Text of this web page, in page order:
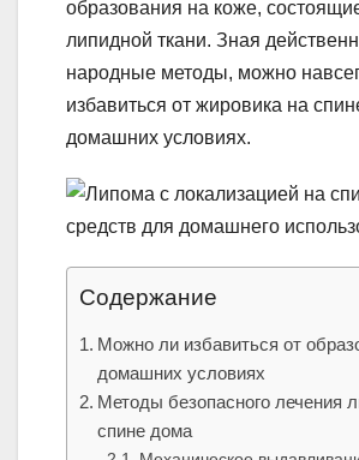
образования на коже,
липидной ткани. Зная
народные методы, можно
избавиться от жировика на
домашних условиях.
Содержание
Можно ли избавиться от
домашних условиях
Методы безопасного лечения
спине дома